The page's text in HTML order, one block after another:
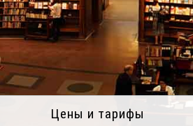
Цены и тарифы